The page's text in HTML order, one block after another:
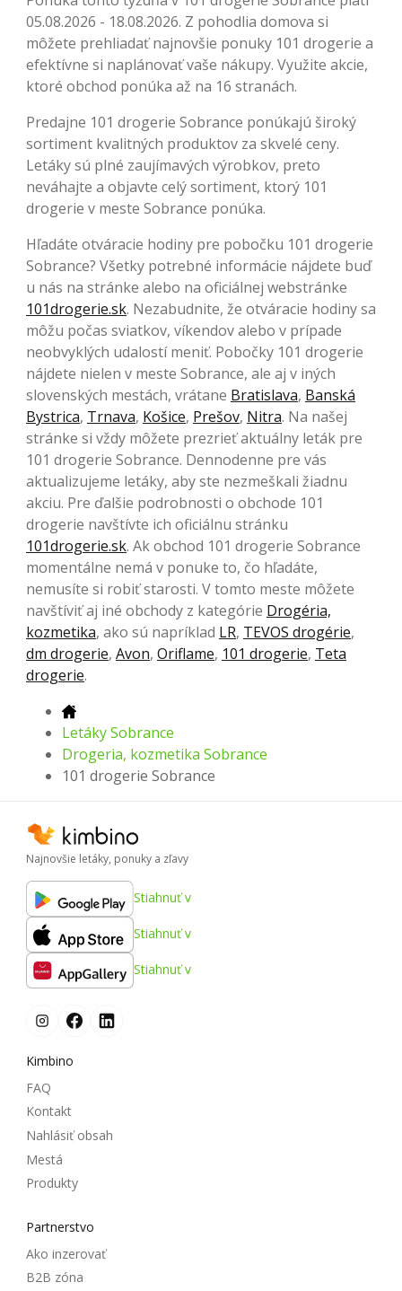
05.08.2026 - 18.08.2026. Z pohodlia domova si
môžete prehliadať najnovšie ponuky 101 drogerie a
efektívne si naplánovať vaše nákupy. Využite akcie,
ktoré obchod ponúka až na 16 stranách.
Predajne 101 drogerie Sobrance ponúkajú široký
sortiment kvalitných produktov za skvelé ceny.
Letáky sú plné zaujímavých výrobkov, preto
neváhajte a objavte celý sortiment, ktorý 101
drogerie v meste Sobrance ponúka.
Hľadáte otváracie hodiny pre pobočku 101 drogerie
Sobrance? Všetky potrebné informácie nájdete buď
u nás na stránke alebo na oficiálnej webstránke
101drogerie.sk. Nezabudnite, že otváracie hodiny sa
môžu počas sviatkov, víkendov alebo v prípade
neobvyklých udalostí meniť. Pobočky 101 drogerie
nájdete nielen v meste Sobrance, ale aj v iných
slovenských mestách, vrátane Bratislava, Banská
Bystrica, Trnava, Košice, Prešov, Nitra. Na našej
stránke si vždy môžete prezrieť aktuálny leták pre
101 drogerie Sobrance. Dennodenne pre vás
aktualizujeme letáky, aby ste nezmeškali žiadnu
akciu. Pre ďalšie podrobnosti o obchode 101
drogerie navštívte ich oficiálnu stránku
101drogerie.sk. Ak obchod 101 drogerie Sobrance
momentálne nemá v ponuke to, čo hľadáte,
nemusíte si robiť starosti. V tomto meste môžete
navštíviť aj iné obchody z kategórie Drogéria,
kozmetika, ako sú napríklad LR, TEVOS drogérie,
dm drogerie, Avon, Oriflame, 101 drogerie, Teta
drogerie.
Letáky Sobrance
Drogeria, kozmetika Sobrance
101 drogerie Sobrance
Najnovšie letáky, ponuky a zľavy
Stiahnuť v
Stiahnuť v
Stiahnuť v
Kimbino
FAQ
Kontakt
Nahlásiť obsah
Mestá
Produkty
Partnerstvo
Ako inzerovať
B2B zóna